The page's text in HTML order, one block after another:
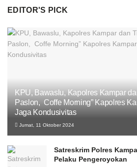
EDITOR'S PICK
KPU, Bawaslu, Kapolres Kampar
Paslon, Coffe Morning” Kapolres
Jaga Kondusivitas
Jumat, 11 Oktober 2024
Satreskrim Polres
Pelaku Pengeroyokan